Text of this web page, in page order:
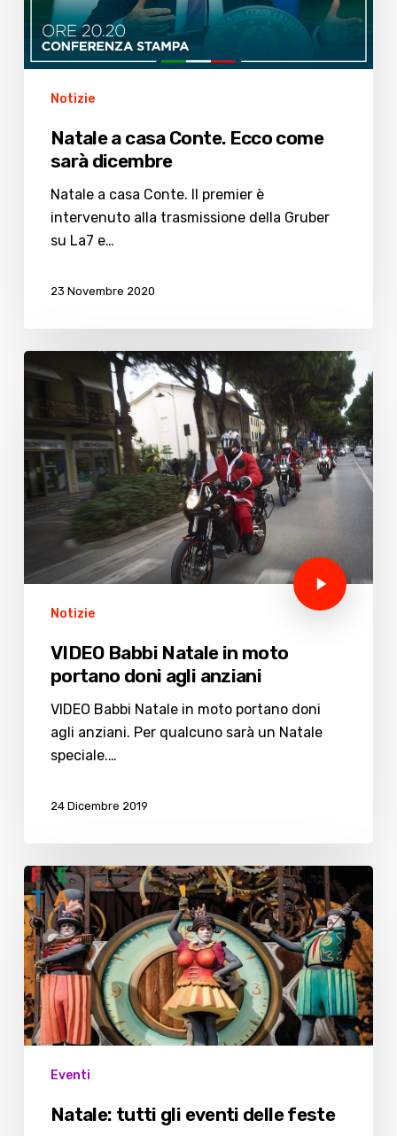
sarà
dicembre
Notizie
Natale a casa Conte. Ecco come
sarà dicembre
Natale a casa Conte. Il premier è
intervenuto alla trasmissione della Gruber
su La7 e…
23 Novembre 2020
Notizie
VIDEO Babbi Natale in moto
portano doni agli anziani
VIDEO Babbi Natale in moto portano doni
agli anziani. Per qualcuno sarà un Natale
speciale.…
24 Dicembre 2019
Natale:
tutti
gli
eventi
delle
feste
Eventi
Natale: tutti gli eventi delle feste